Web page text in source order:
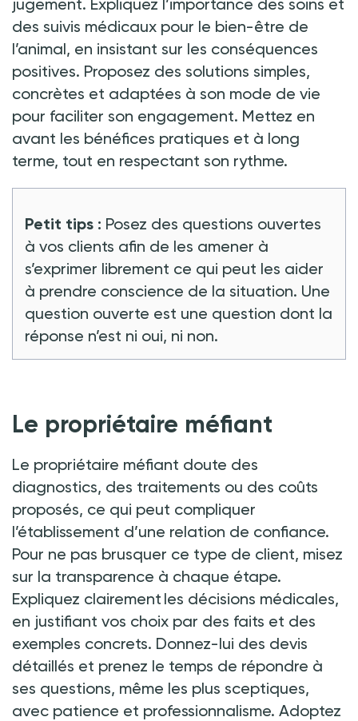
des suivis médicaux pour le bien-être de
l’animal, en insistant sur les conséquences
positives. Proposez des solutions simples,
concrètes et adaptées à son mode de vie
pour faciliter son engagement. Mettez en
avant les bénéfices pratiques et à long
terme, tout en respectant son rythme.
Petit tips : Posez des questions ouvertes
à vos clients afin de les amener à
s’exprimer librement ce qui peut les aider
à prendre conscience de la situation. Une
question ouverte est une question dont la
réponse n’est ni oui, ni non.
Le propriétaire méfiant
Le propriétaire méfiant doute des
diagnostics, des traitements ou des coûts
proposés, ce qui peut compliquer
l’établissement d’une relation de confiance.
Pour ne pas brusquer ce type de client, misez
sur la transparence à chaque étape.
Expliquez clairement les décisions médicales,
en justifiant vos choix par des faits et des
exemples concrets. Donnez-lui des devis
détaillés et prenez le temps de répondre à
ses questions, même les plus sceptiques,
avec patience et professionnalisme. Adoptez